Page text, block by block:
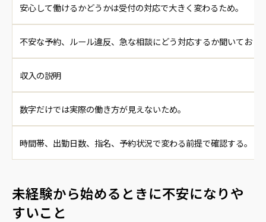
安心して働けるかどうかは受付の対応で大きく変わるため。
不安な予約、ルール違反、急な相談にどう対応するか聞いておく
収入の説明
数字だけでは実際の働き方が見えないため。
時間帯、出勤日数、指名、予約状況で変わる前提で確認する。
未経験から始めるときに不安になりや
すいこと